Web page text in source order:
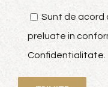
Sunt de acord
preluate in
Confidentialitate.